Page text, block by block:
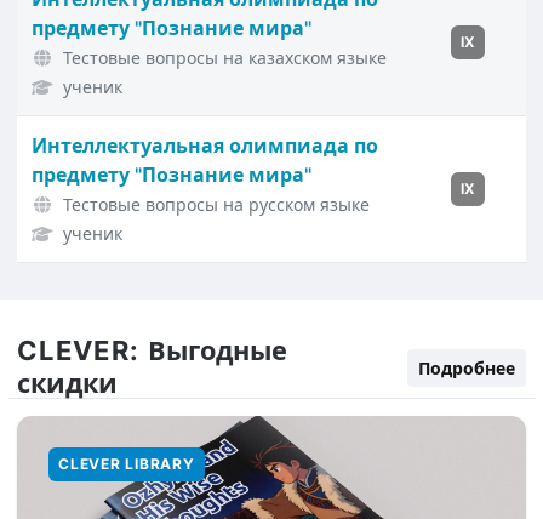
предмету "Познание мира"
Тестовые вопросы на казахском языке
ученик
IX
Интеллектуальная олимпиада по
предмету "Познание мира"
Тестовые вопросы на русском языке
ученик
IX
CLEVER: Выгодные
скидки
Подробнее
CLEVER LIBRARY